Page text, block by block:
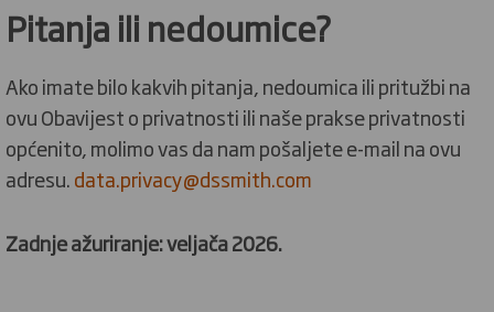
Pitanja ili nedoumice?
Ako imate bilo kakvih pitanja,nedoumica ili pritužbi na
ovu Obavijest o privatnosti ili naše prakse privatnosti
općenito, molimo vas da nam pošaljete e-mail na ovu
adresu.data.privacy@dssmith.com
Zadnje ažuriranje: veljača 2026.